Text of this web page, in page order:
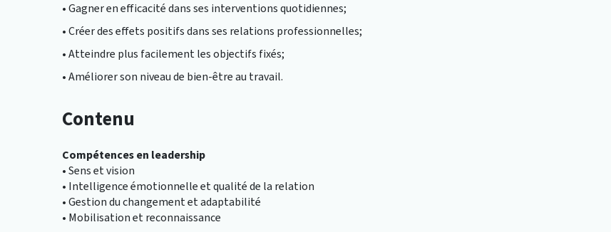
• Gagner en efficacité dans ses interventions quotidiennes;
• Créer des effets positifs dans ses relations professionnelles;
• Atteindre plus facilement les objectifs fixés;
• Améliorer son niveau de bien-être au travail.
Contenu
Compétences en leadership
• Sens et vision
• Intelligence émotionnelle et qualité de la relation
• Gestion du changement et adaptabilité
• Mobilisation et reconnaissance